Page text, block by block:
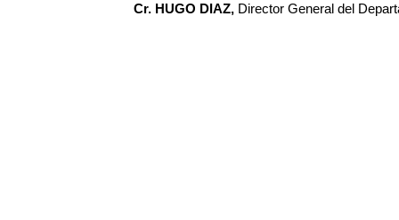
Cr. HUGO DIAZ, Director General del